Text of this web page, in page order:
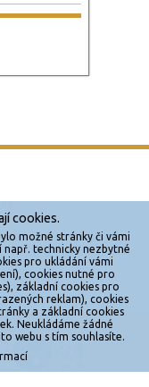
zakázáno.
cookies.
možné stránky či vámi
technicky nezbytné
pro ukládání vámi
cookies nutné pro
základní cookies pro
reklam), cookies
a základní cookies
Neukládáme žádné
webu s tím souhlasíte.